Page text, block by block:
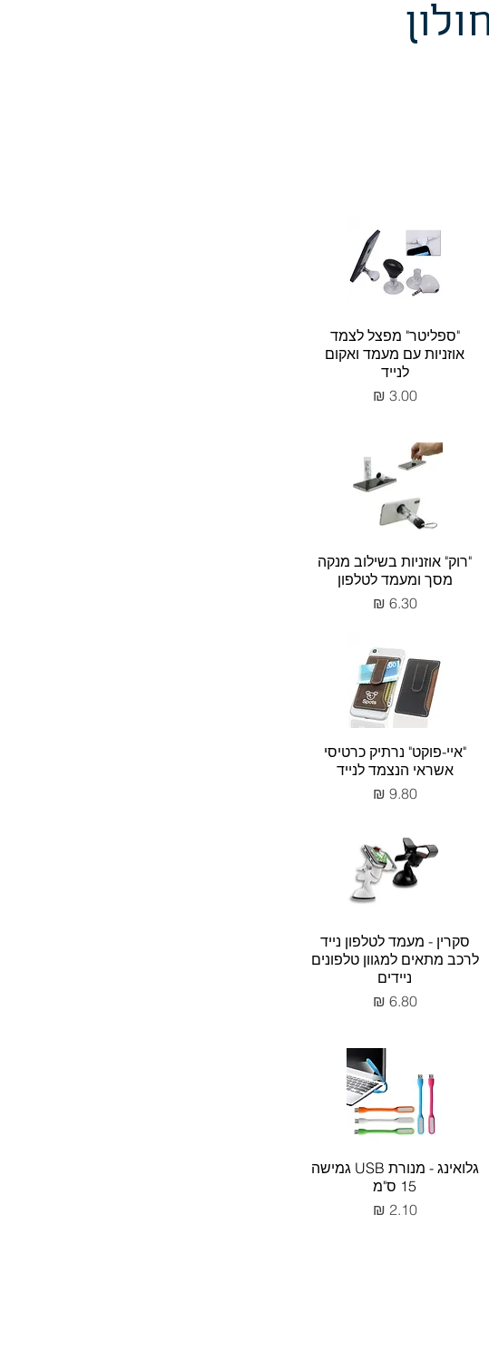
"ספליטר" מפצל לצמד
אוזניות עם מעמד ואקום
לנייד
מחיר‏3.00 ‏₪
"רוק" אוזניות בשילוב מנקה
מסך ומעמד לטלפון
מחיר‏6.30 ‏₪
"איי-פוקט" נרתיק כרטיסי
אשראי הנצמד לנייד
מחיר‏9.80 ‏₪
סקרין - מעמד לטלפון נייד
לרכב מתאים למגוון טלפונים
ניידים
מחיר‏6.80 ‏₪
גלואינג - מנורת USB גמישה
15 ס"מ
מחיר‏2.10 ‏₪